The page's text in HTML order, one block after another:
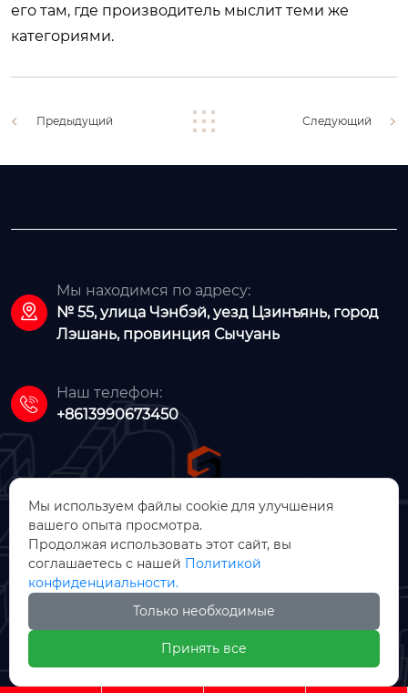
его там, где производитель мыслит теми же
категориями.
Предыдущий Следующий

Мы находимся по адресу:
№ 55, улица Чэнбэй, уезд Цзинъянь, город
Лэшань, провинция Сычуань

Наш телефон:
+8613990673450
ООО Цзинъянь Чжунсинь
Машинное Производство

Мы используем файлы cookie для улучшения
вашего опыта просмотра.
Продолжая использовать этот сайт, вы
соглашаетесь с нашей Политикой
конфиденциальности.
Только необходимые
Принять все